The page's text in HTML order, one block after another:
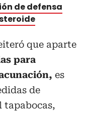
de defensa
que aparte
para
es
de
tapabocas,